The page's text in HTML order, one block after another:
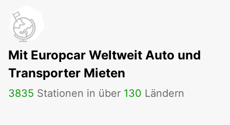
Mit Europcar Weltweit Auto und
Transporter Mieten
3835 Stationen in über 130 Ländern